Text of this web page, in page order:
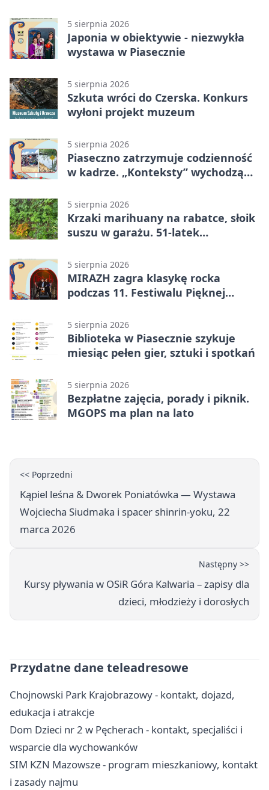
5 sierpnia 2026
Japonia w obiektywie - niezwykła
wystawa w Piasecznie
5 sierpnia 2026
Szkuta wróci do Czerska. Konkurs
wyłoni projekt muzeum
5 sierpnia 2026
Piaseczno zatrzymuje codzienność
w kadrze. „Konteksty” wychodzą
5 sierpnia 2026
Krzaki marihuany na rabatce, słoik
suszu w garażu. 51-latek
5 sierpnia 2026
MIRAZH zagra klasykę rocka
podczas 11. Festiwalu Pięknej
5 sierpnia 2026
Biblioteka w Piasecznie szykuje
miesiąc pełen gier, sztuki i spotkań
5 sierpnia 2026
Bezpłatne zajęcia, porady i piknik.
MGOPS ma plan na lato
<< Poprzedni
Kąpiel leśna & Dworek Poniatówka — Wystawa
Wojciecha Siudmaka i spacer shinrin-yoku, 22
marca 2026
Następny >>
Kursy pływania w OSiR Góra Kalwaria – zapisy dla
dzieci, młodzieży i dorosłych
Przydatne dane teleadresowe
Chojnowski Park Krajobrazowy - kontakt, dojazd,
edukacja i atrakcje
Dom Dzieci nr 2 w Pęcherach - kontakt, specjaliści i
wsparcie dla wychowanków
SIM KZN Mazowsze - program mieszkaniowy, kontakt
i zasady najmu